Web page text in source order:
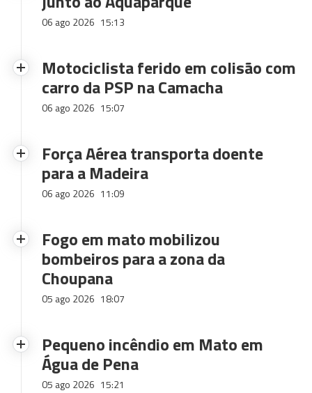
06 ago 2026 15:13
Motociclista ferido em colisão com
carro da PSP na Camacha
06 ago 2026 15:07
Força Aérea transporta doente
para a Madeira
06 ago 2026 11:09
Fogo em mato mobilizou
bombeiros para a zona da
Choupana
05 ago 2026 18:07
Pequeno incêndio em Mato em
Água de Pena
05 ago 2026 15:21